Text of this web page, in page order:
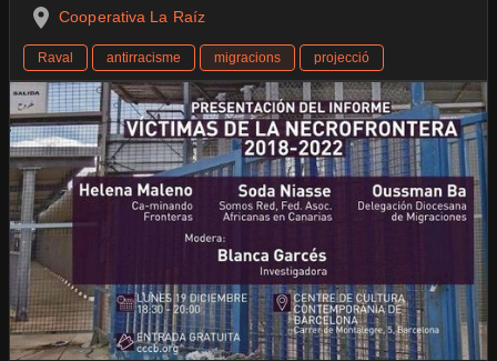
Cooperativa La Raíz
Raval antirracisme migracions projecció